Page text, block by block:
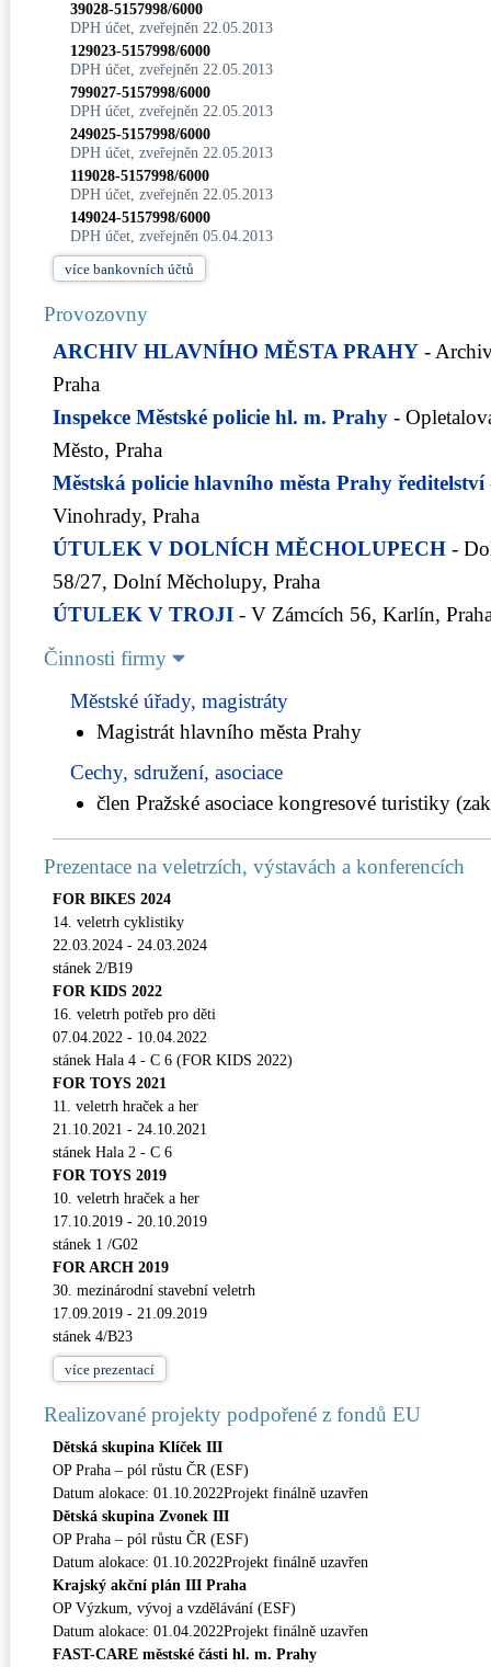
39028-5157998/6000
DPH účet, zveřejněn 22.05.2013
129023-5157998/6000
DPH účet, zveřejněn 22.05.2013
799027-5157998/6000
DPH účet, zveřejněn 22.05.2013
249025-5157998/6000
DPH účet, zveřejněn 22.05.2013
119028-5157998/6000
DPH účet, zveřejněn 22.05.2013
149024-5157998/6000
DPH účet, zveřejněn 05.04.2013
více bankovních účtů
Provozovny
ARCHIV HLAVNÍHO MĚSTA PRAHY -
Praha
Inspekce Městské policie hl. m. Prahy -
Město, Praha
Městská policie hlavního města Prahy ředitelství
Vinohrady, Praha
ÚTULEK V DOLNÍCH MĚCHOLUPECH -
58/27, Dolní Měcholupy, Praha
ÚTULEK V TROJI - V Zámcích 56, Karlín,
Činnosti firmy
Městské úřady, magistráty
Magistrát hlavního města Prahy
Cechy, sdružení, asociace
člen Pražské asociace kongresové turistiky
Prezentace na veletrzích, výstavách a konferencích
FOR BIKES 2024
14. veletrh cyklistiky
22.03.2024 - 24.03.2024
stánek 2/B19
FOR KIDS 2022
16. veletrh potřeb pro děti
07.04.2022 - 10.04.2022
stánek Hala 4 - C 6 (FOR KIDS 2022)
FOR TOYS 2021
11. veletrh hraček a her
21.10.2021 - 24.10.2021
stánek Hala 2 - C 6
FOR TOYS 2019
10. veletrh hraček a her
17.10.2019 - 20.10.2019
stánek 1 /G02
FOR ARCH 2019
30. mezinárodní stavební veletrh
17.09.2019 - 21.09.2019
stánek 4/B23
více prezentací
Realizované projekty podpořené z fondů EU
Dětská skupina Klíček III
OP Praha – pól růstu ČR (ESF)
Datum alokace: 01.10.2022Projekt finálně uzavřen
Dětská skupina Zvonek III
OP Praha – pól růstu ČR (ESF)
Datum alokace: 01.10.2022Projekt finálně uzavřen
Krajský akční plán III Praha
OP Výzkum, vývoj a vzdělávání (ESF)
Datum alokace: 01.04.2022Projekt finálně uzavřen
FAST-CARE městské části hl. m. Prahy